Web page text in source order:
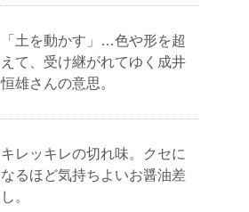
「土を動かす」…色や形を超
えて、受け継がれてゆく成井
恒雄さんの意思。
キレッキレの切れ味。クセに
なるほど気持ちよいお醤油差
し。